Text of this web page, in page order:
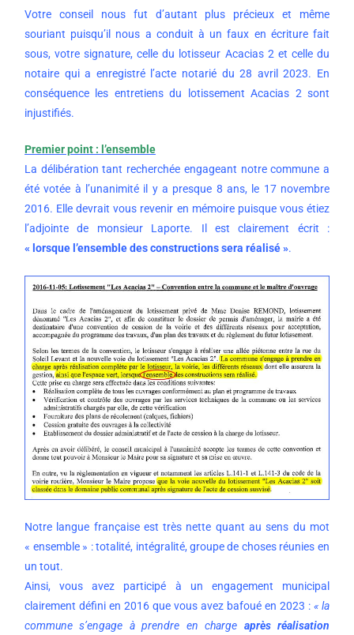
Votre conseil nous fut d’autant plus précieux et même
souriant puisqu’il nous a conduit à un faux en écriture fait
sous, votre signature, celle du lotisseur Acacias 2 et celle du
notaire qui a enregistré l’acte notarié du 28 avril 2023. En
conséquence les entretiens du lotissement Acacias 2 sont
injustifiés.
Premier point : l’ensemble
La délibération tant recherchée engageant notre commune a
été votée à l’unanimité il y a presque 8 ans, le 17 novembre
2016. Elle devrait vous revenir en mémoire puisque vous étiez
l’adjointe de monsieur Laporte. Il est clairement écrit :
« lorsque l’ensemble des constructions sera réalisé ».
Notre langue française est très nette quant au sens du mot
« ensemble » : totalité, intégralité, groupe de choses réunies en
un tout.
Ainsi, vous avez participé à un engagement municipal
clairement défini en 2016 que vous avez bafoué en 2023 : « la
commune s’engage à prendre en charge après réalisation